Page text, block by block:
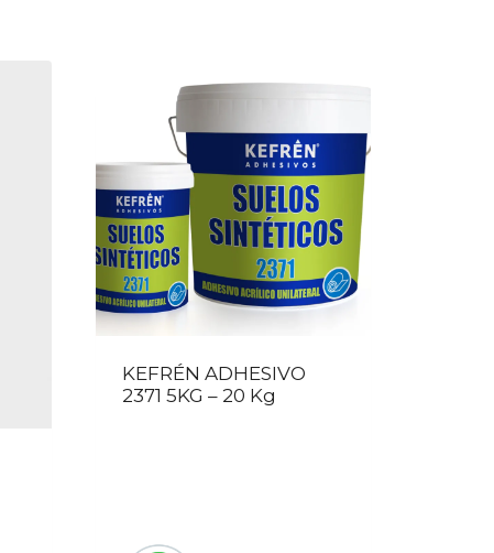
KEFRÉN ADHESIVO
2371 5KG – 20 Kg